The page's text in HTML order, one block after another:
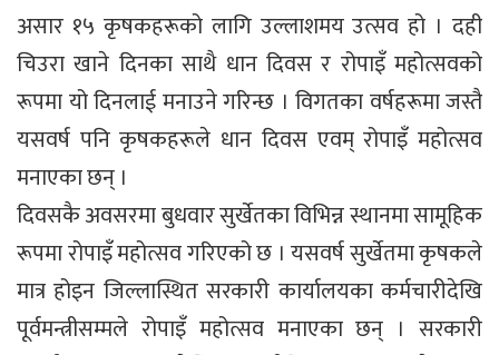
असार १५ कृषकहरूको लागि उल्लाशमय उत्सव हो । दही
चिउरा खाने दिनका साथै धान दिवस र रोपाइँ महोत्सवको
रूपमा यो दिनलाई मनाउने गरिन्छ । विगतका वर्षहरूमा जस्तै
यसवर्ष पनि कृषकहरूले धान दिवस एवम् रोपाइँ महोत्सव
मनाएका छन् ।
दिवसकै अवसरमा बुधवार सुर्खेतका विभिन्न स्थानमा सामूहिक
रूपमा रोपाइँ महोत्सव गरिएको छ । यसवर्ष सुर्खेतमा कृषकले
मात्र होइन जिल्लास्थित सरकारी कार्यालयका कर्मचारीदेखि
पूर्वमन्त्रीसम्मले रोपाइँ महोत्सव मनाएका छन् । सरकारी